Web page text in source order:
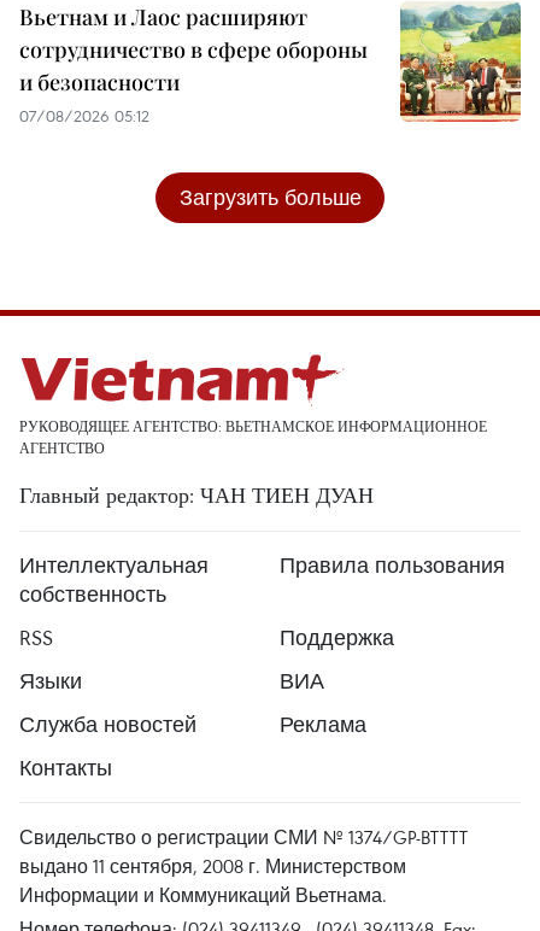
Вьетнам и Лаос расширяют
сотрудничество в сфере обороны
и безопасности
07/08/2026 05:12
Загрузить больше
РУКОВОДЯЩЕЕ АГЕНТСТВО: ВЬЕТНАМСКОЕ ИНФОРМАЦИОННОЕ
АГЕНТСТВО
Главный редактор: ЧАН ТИЕН ДУАН
Интеллектуальная
собственность
Правила пользования
RSS
Поддержка
Языки
ВИА
Служба новостей
Реклама
Контакты
Свидельство о регистрации СМИ № 1374/GP-BTTTT
выдано 11 сентября, 2008 г. Министерством
Информации и Коммуникаций Вьетнама.